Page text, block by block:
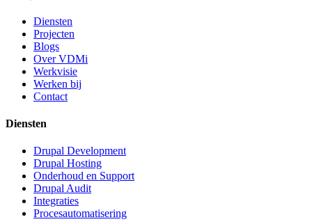
Diensten
Projecten
Blogs
Over VDMi
Werkvisie
Werken bij
Contact
Diensten
Drupal Development
Drupal Hosting
Onderhoud en Support
Drupal Audit
Integraties
Procesautomatisering